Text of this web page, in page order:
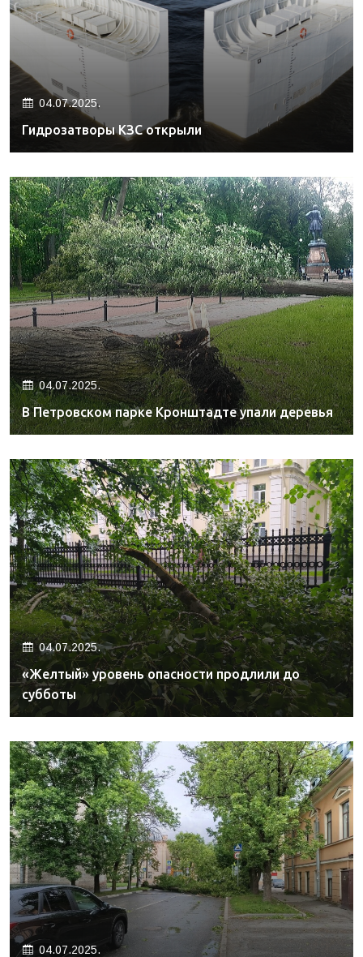
04.07.2025.
Гидрозатворы КЗС открыли
04.07.2025.
В Петровском парке Кронштадте упали деревья
04.07.2025.
«Желтый» уровень опасности продлили до
субботы
04.07.2025.